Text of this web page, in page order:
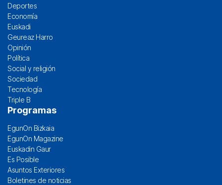
Deportes
Economía
Euskadi
Geureaz Harro
Opinión
Política
Social y religión
Sociedad
Tecnología
Triple B
Programas
EgunOn Bizkaia
EgunOn Magazine
Euskadin Gaur
Es Posible
Asuntos Exteriores
Boletines de noticias